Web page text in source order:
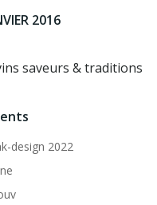
2016
saveurs & traditions
design 2022